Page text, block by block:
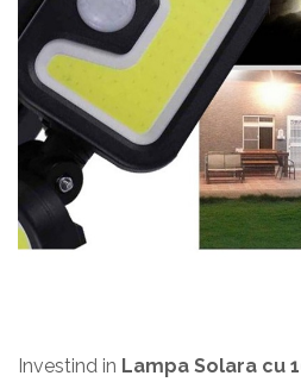
Investind in Lampa Solara cu